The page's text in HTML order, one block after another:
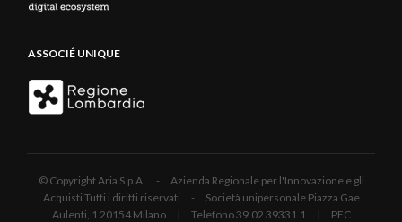
ASSOCIÉ UNIQUE
© Copyright Aria S.p.A. - Azienda Regionale per l'Innovazione e gli
Acquisti Tutti i diritti riservati - Società unipersonale Piazza Gae
Aulenti, 1 20154 Milano | Telefono 39.02 39331.1 | PEC